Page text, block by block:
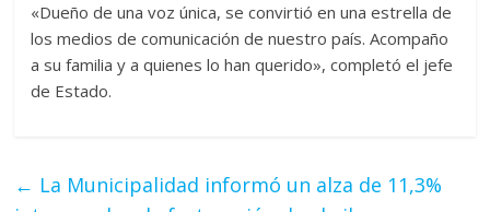
«Dueño de una voz única, se convirtió en una estrella de
los medios de comunicación de nuestro país. Acompaño
a su familia y a quienes lo han querido», completó el jefe
de Estado.
← La Municipalidad informó un alza de 11,3%